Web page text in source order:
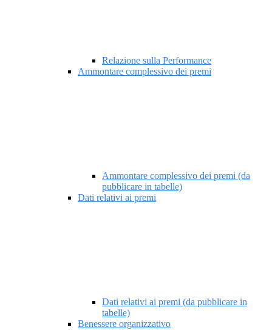
Relazione sulla Performance
Ammontare complessivo dei premi
Ammontare complessivo dei premi (da
pubblicare in tabelle)
Dati relativi ai premi
Dati relativi ai premi (da pubblicare in
tabelle)
Benessere organizzativo